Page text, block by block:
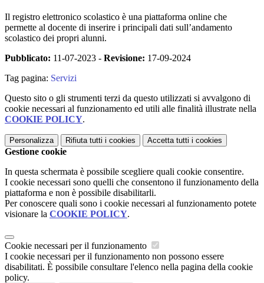
Il registro elettronico scolastico è una piattaforma online che
permette al docente di inserire i principali dati sull’andamento
scolastico dei propri alunni.
Pubblicato: 11-07-2023 - Revisione: 17-09-2024
Tag pagina: Servizi
Questo sito o gli strumenti terzi da questo utilizzati si avvalgono di
cookie necessari al funzionamento ed utili alle finalità illustrate nella
COOKIE POLICY.
Personalizza Rifiuta tutti i cookies Accetta tutti i cookies
Gestione cookie
In questa schermata è possibile scegliere quali cookie consentire.
I cookie necessari sono quelli che consentono il funzionamento della
piattaforma e non è possibile disabilitarli.
Per conoscere quali sono i cookie necessari al funzionamento potete
visionare la COOKIE POLICY.
Cookie necessari per il funzionamento
I cookie necessari per il funzionamento non possono essere
disabilitati. È possibile consultare l'elenco nella pagina della cookie
policy.